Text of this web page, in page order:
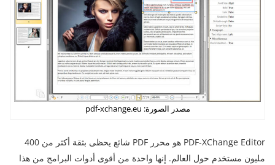
مصدر الصورة: pdf-xchange.eu
PDF-XChange Editor هو محرر PDF شائع يحظى بثقة أكثر من 400
مليون مستخدم حول العالم. إنها واحدة من أقوى أدوات البرامج من هذا